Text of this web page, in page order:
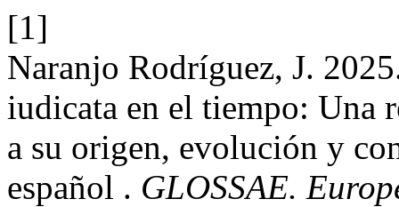
[1]
Naranjo Rodríguez, J.
iudicata en el tiempo: Una
a su origen, evolución y
español . GLOSSAE.